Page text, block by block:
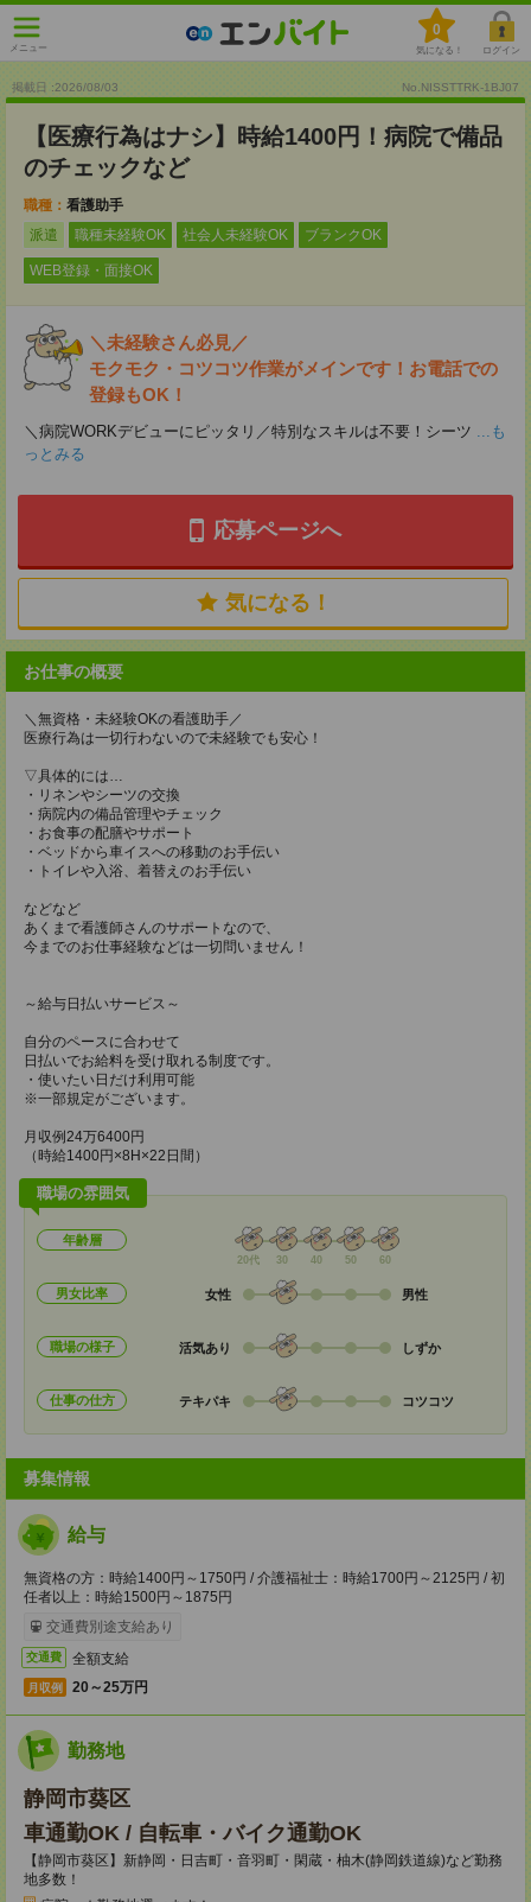
メニュー
0
気になる！ ログイン
掲載日 :2026/08/03 No.NISSTTRK-1BJ07
【医療行為はナシ】時給1400円！病院で備品
のチェックなど
職種： 看護助手
派遣
職種未経験OK 社会人未経験OK ブランクOK
WEB登録・面接OK
＼未経験さん必見／
モクモク・コツコツ作業がメインです！お電話での
登録もOK！
＼病院WORKデビューにピッタリ／特別なスキルは不要！シーツ ...も
っとみる
応募ページへ
気になる！
お仕事の概要
＼無資格・未経験OKの看護助手／
医療行為は一切行わないので未経験でも安心！
▽具体的には…
・リネンやシーツの交換
・病院内の備品管理やチェック
・お食事の配膳やサポート
・ベッドから車イスへの移動のお手伝い
・トイレや入浴、着替えのお手伝い
などなど
あくまで看護師さんのサポートなので、
今までのお仕事経験などは一切問いません！
～給与日払いサービス～
自分のペースに合わせて
日払いでお給料を受け取れる制度です。
・使いたい日だけ利用可能
※一部規定がございます。
月収例24万6400円
（時給1400円×8H×22日間）
職場の雰囲気
年齢層
20代 30 40 50 60
男女比率 女性 男性
職場の様子 活気あり しずか
仕事の仕方 テキパキ コツコツ
募集情報
給与
無資格の方：時給1400円～1750円 / 介護福祉士：時給1700円～2125円 / 初
任者以上：時給1500円～1875円
交通費別途支給あり
交通費 全額支給
月収例 20～25万円
勤務地
静岡市葵区
車通勤OK / 自転車・バイク通勤OK
【静岡市葵区】新静岡・日吉町・音羽町・閑蔵・柚木(静岡鉄道線)など勤務
地多数！